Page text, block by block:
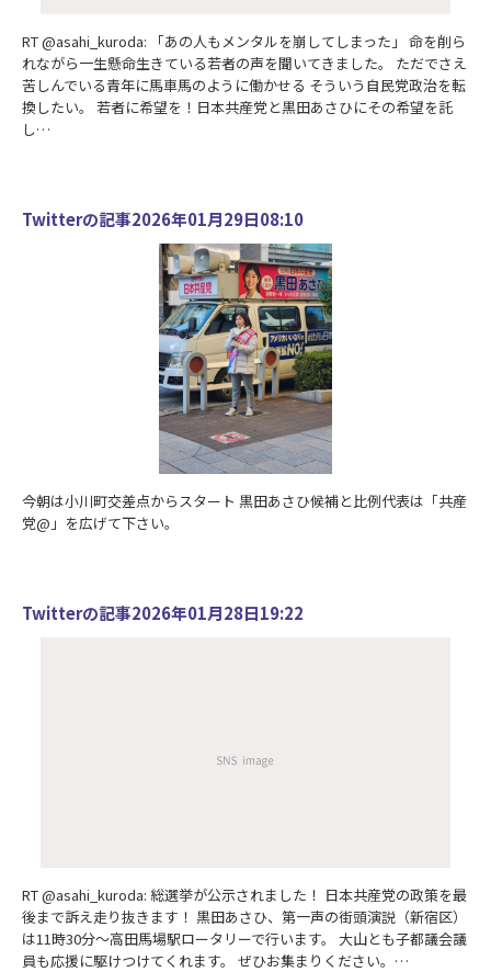
RT @asahi_kuroda: 「あの人もメンタルを崩してしまった」 命を削ら
れながら一生懸命生きている若者の声を聞いてきました。 ただでさえ
苦しんでいる青年に馬車馬のように働かせる そういう自民党政治を転
換したい。 若者に希望を！日本共産党と黒田あさひにその希望を託
し…
Twitterの記事2026年01月29日08:10
今朝は小川町交差点からスタート 黒田あさひ候補と比例代表は「共産
党@」を広げて下さい。
Twitterの記事2026年01月28日19:22
RT @asahi_kuroda: 総選挙が公示されました！ 日本共産党の政策を最
後まで訴え走り抜きます！ 黒田あさひ、第一声の街頭演説（新宿区）
は11時30分〜高田馬場駅ロータリーで行います。 大山とも子都議会議
員も応援に駆けつけてくれます。 ぜひお集まりください。…